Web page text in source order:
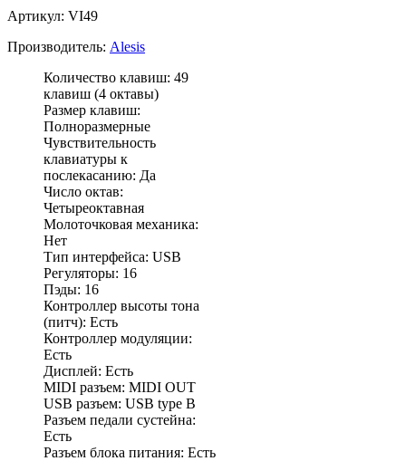
Артикул: VI49
Производитель: Alesis
Количество клавиш: 49
клавиш (4 октавы)
Размер клавиш:
Полноразмерные
Чувствительность
клавиатуры к
послекасанию: Да
Число октав:
Четыреоктавная
Молоточковая механика:
Нет
Тип интерфейса: USB
Регуляторы: 16
Пэды: 16
Контроллер высоты тона
(питч): Есть
Контроллер модуляции:
Есть
Дисплей: Есть
MIDI разъем: MIDI OUT
USB разъем: USB type B
Разъем педали сустейна:
Есть
Разъем блока питания: Есть